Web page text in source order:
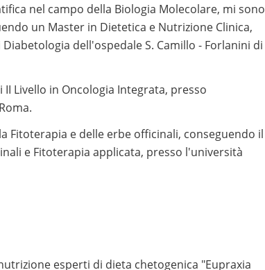
nel campo della Biologia Molecolare, mi sono
un Master in Dietetica e Nutrizione Clinica,
dell'ospedale S. Camillo - Forlanini di
Livello in Oncologia Integrata, presso
Fitoterapia e delle erbe officinali, conseguendo il
e Fitoterapia applicata, presso l'università
esperti di dieta chetogenica "Eupraxia